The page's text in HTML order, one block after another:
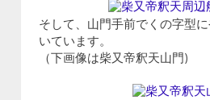
そして、山門手前でくの字型
いています。
（下画像は柴又帝釈天山門)